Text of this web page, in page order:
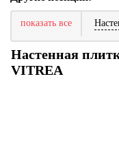
показать все
Настенная
VITREA